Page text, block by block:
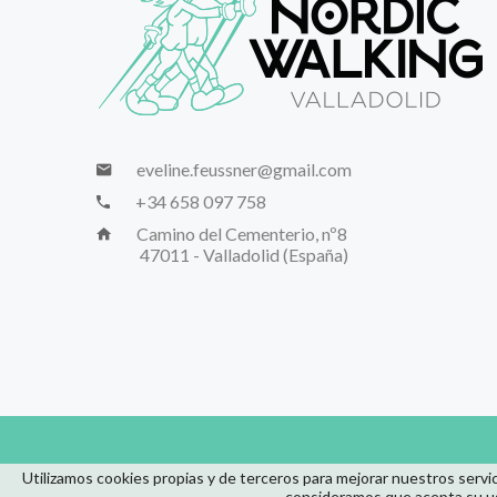
eveline.feussner@gmail.com
+34 658 097 758
Camino del Cementerio, nº8
47011 - Valladolid (España)
Utilizamos cookies propias y de terceros para mejorar nuestros